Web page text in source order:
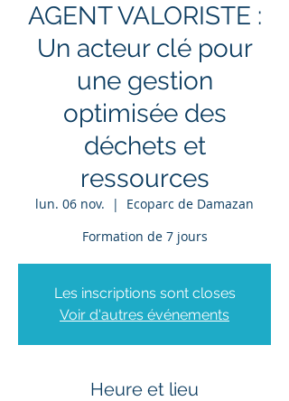
AGENT VALORISTE :
Un acteur clé pour
une gestion
optimisée des
déchets et
ressources
lun. 06 nov.
  |
Ecoparc de Damazan
Formation de 7 jours
Les inscriptions sont closes
Voir d'autres événements
Heure et lieu